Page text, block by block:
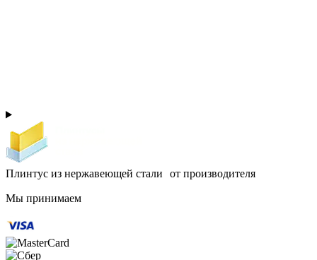
Плинтус из нержавеющей стали от производителя
Мы принимаем